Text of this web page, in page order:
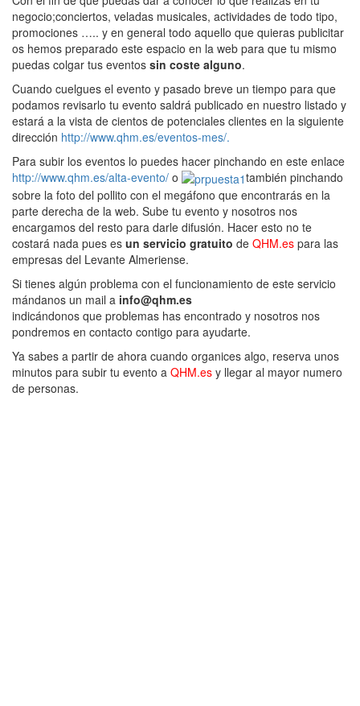
negocio;conciertos, veladas musicales, actividades de todo tipo,
promociones ….. y en general todo aquello que quieras publicitar
os hemos preparado este espacio en la web para que tu mismo
puedas colgar tus eventos sin coste alguno.
Cuando cuelgues el evento y pasado breve un tiempo para que
podamos revisarlo tu evento saldrá publicado en nuestro listado y
estará a la vista de cientos de potenciales clientes en la siguiente
dirección http://www.qhm.es/eventos-mes/.
Para subir los eventos lo puedes hacer pinchando en este enlace
http://www.qhm.es/alta-evento/ o
también pinchando
sobre la foto del pollito con el megáfono que encontrarás en la
parte derecha de la web. Sube tu evento y nosotros nos
encargamos del resto para darle difusión. Hacer esto no te
costará nada pues es un servicio gratuito de QHM.es para las
empresas del Levante Almeriense.
Si tienes algún problema con el funcionamiento de este servicio
mándanos un mail a info@qhm.es
indicándonos que problemas has encontrado y nosotros nos
pondremos en contacto contigo para ayudarte.
Ya sabes a partir de ahora cuando organices algo, reserva unos
minutos para subir tu evento a QHM.es y llegar al mayor numero
de personas.